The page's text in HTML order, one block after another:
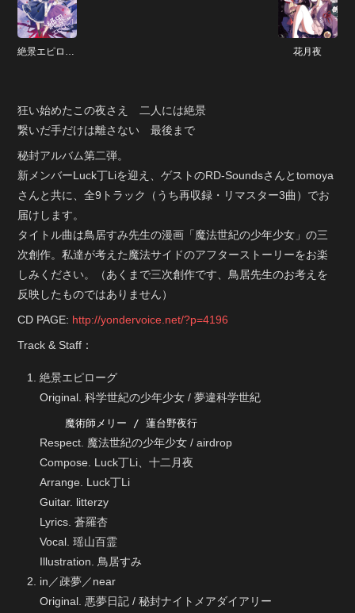
絶景エピローグ 花月夜
狂い始めたこの夜さえ 二人には絶景
繋いだ手だけは離さない 最後まで
秘封アルバム第二弾。
新メンバーLuck丁Liを迎え、ゲストのRD-Soundsさんとtomoya
さんと共に、全9トラック（うち再収録・リマスター3曲）でお
届けします。
タイトル曲は鳥居すみ先生の漫画「魔法世紀の少年少女」の三
次創作。私達が考えた魔法サイドのアフターストーリーをお楽
しみください。（あくまで三次創作です、鳥居先生のお考えを
反映したものではありません）
CD PAGE: http://yondervoice.net/?p=4196
Track & Staff：
絶景エピローグ
Original. 科学世紀の少年少女 / 夢違科学世紀
    魔術師メリー / 蓮台野夜行
Respect. 魔法世紀の少年少女 / airdrop
Compose. Luck丁Li、十二月夜
Arrange. Luck丁Li
Guitar. litterzy
Lyrics. 蒼羅杏
Vocal. 瑶山百霊
Illustration. 鳥居すみ
in／疎夢／near
Original. 悪夢日記 / 秘封ナイトメアダイアリー